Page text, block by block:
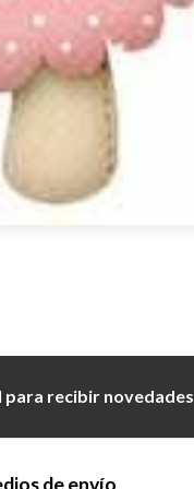
para recibir novedades
de envío